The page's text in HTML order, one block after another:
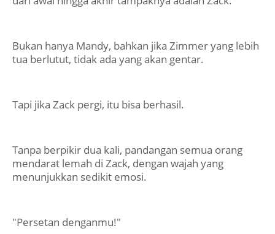
Bukan hanya Mandy, bahkan jika Zimmer yang lebih
tua berlutut, tidak ada yang akan gentar.
Tapi jika Zack pergi, itu bisa berhasil.
Tanpa berpikir dua kali, pandangan semua orang
mendarat lemah di Zack, dengan wajah yang
menunjukkan sedikit emosi.
"Persetan denganmu!"